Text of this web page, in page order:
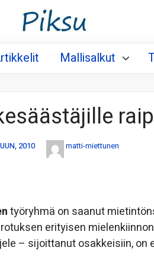
Mallisalkut
2010 matti-miettunen
työryhmä on saanut
erityisen
– sijoittanut osakkeisiin,